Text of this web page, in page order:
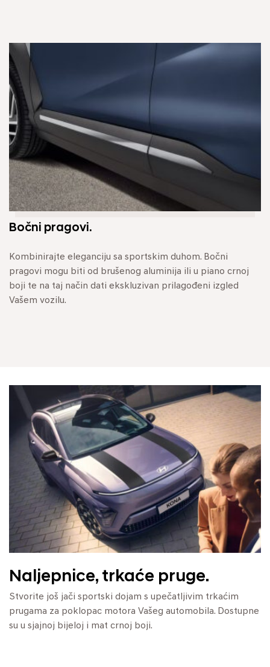
Bočni pragovi.
Kombinirajte eleganciju sa sportskim duhom. Bočni
pragovi mogu biti od brušenog aluminija ili u piano crnoj
boji te na taj način dati ekskluzivan prilagođeni izgled
Vašem vozilu.
Naljepnice, trkaće pruge.
Stvorite još jači sportski dojam s upečatljivim trkaćim
prugama za poklopac motora Vašeg automobila. Dostupne
su u sjajnoj bijeloj i mat crnoj boji.
Zaštitni ulazni pragovi.
Prvi dojam je važan. Pozdravite putnike prilikom ulaska u
Vaš automobil s ulaznim pragovima od nehrđajućeg čelika
s KONA logom.
Obloga prtljažnika.
Izvanredna elegancija u svakom detalju. Ova traka donosi
stilski završni dodir Vašem prtljažniku. Dostupno u
brušenom aluminiju i piano crnoj boji.